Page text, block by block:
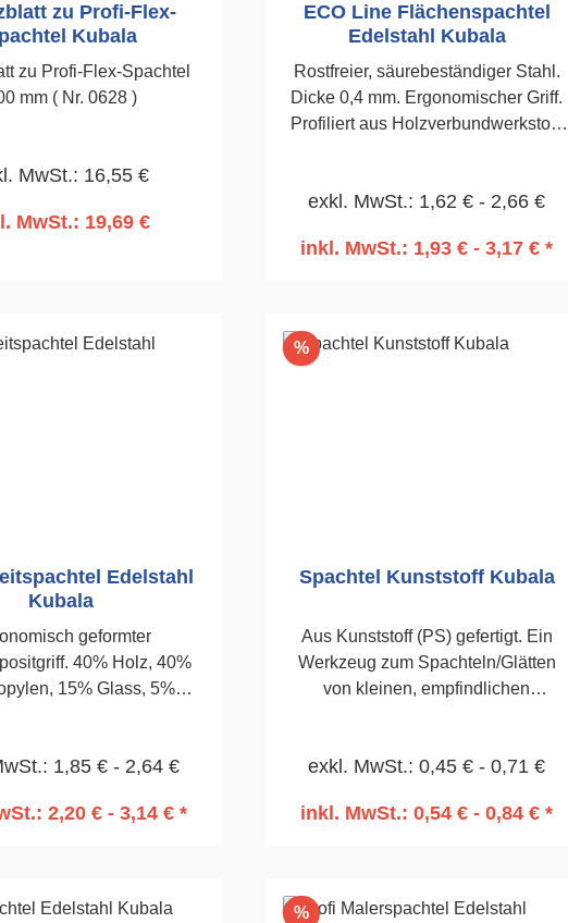
zu Profi-Flex-
Kubala
zu Profi-Flex-Spachtel
mm ( Nr. 0628 )
MwSt.: 16,55 €
MwSt.: 19,69 €
ECO Line Flächenspachtel
Edelstahl Kubala
Rostfreier, säurebeständiger Stahl.
Dicke 0,4 mm. Ergonomischer Griff.
Profiliert aus Holzverbundwerkstoff.
Kunststoff.Griff quillt unter
exkl. MwSt.: 1,62 € - 2,66 €
inkl. MwSt.: 1,93 € - 3,17 € *
Edelstahl
Kubala
geformter
40% Holz, 40%
15% Glass, 5%
eines
1,85 € - 2,64 €
2,20 € - 3,14 € *
%Rabatt
Spachtel Kunststoff Kubala
Aus Kunststoff (PS) gefertigt. Ein
Werkzeug zum Spachteln/Glätten
von kleinen, empfindlichen
exkl. MwSt.: 0,45 € - 0,71 €
inkl. MwSt.: 0,54 € - 0,84 € *
%Rabatt